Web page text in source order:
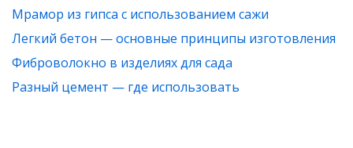
Мрамор из гипса с использованием сажи
Легкий бетон — основные принципы изготовления
Фиброволокно в изделиях для сада
Разный цемент — где использовать